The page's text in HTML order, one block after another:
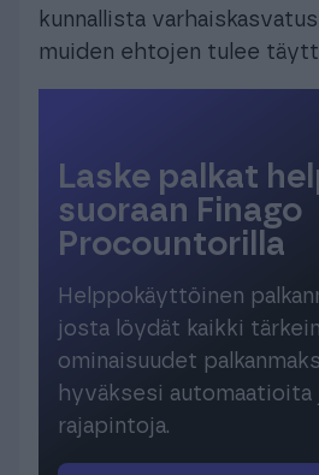
kunnallista
muiden ehtojen tulee
Laske palkat
suoraan Finago
Procountorilla
Helppokäyttöinen
josta löydät kaikki
ominaisuudet
hyväksesi automaatioita
rajapintoja.